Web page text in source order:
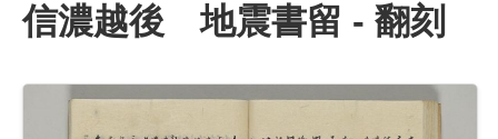
信濃越後 地震書留 - 翻刻